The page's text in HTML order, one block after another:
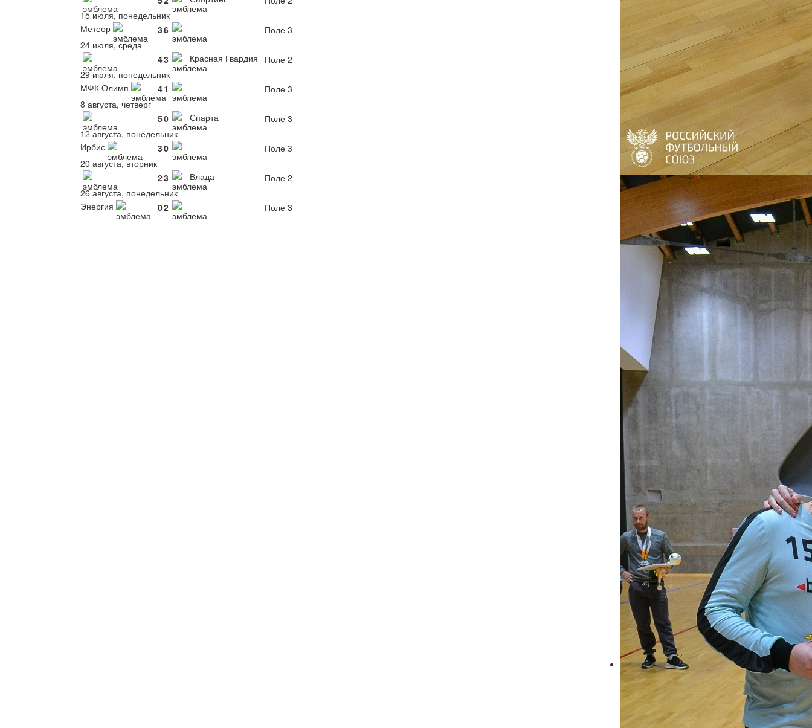
15 июля, понедельник
Метеор
36
Поле 3
24 июля, среда
43 Красная Гвардия
Поле 2
29 июля, понедельник
МФК Олимп
41
Поле 3
8 августа, четверг
50 Спарта
Поле 3
12 августа, понедельник
Ирбис
30
Поле 3
20 августа, вторник
23 Влада
Поле 2
26 августа, понедельник
Энергия
02 Поле 3